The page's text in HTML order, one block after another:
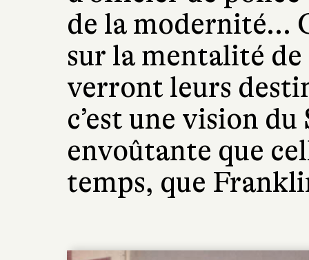
de la modernité...
sur la mentalité
verront leurs
c’est une vision
envoûtante que
temps, que